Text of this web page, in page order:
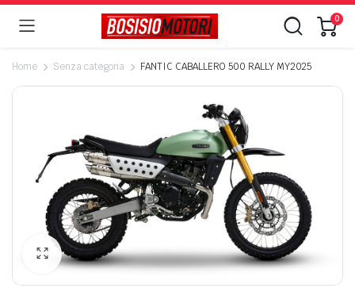
0
Home Senza categoria FANTIC CABALLERO 500 RALLY MY2025